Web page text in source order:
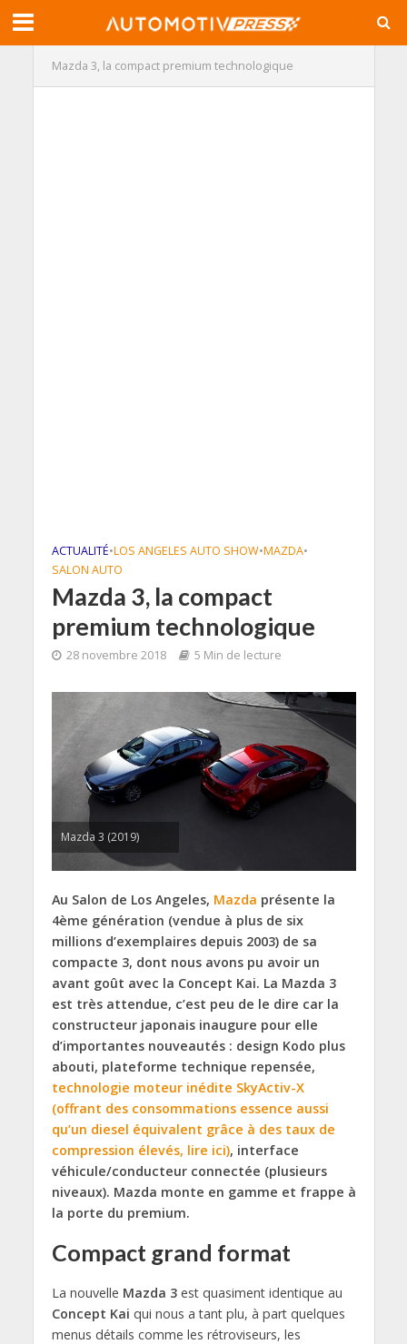
Mazda 3, la compact premium technologique
ACTUALITÉ•LOS ANGELES AUTO SHOW•MAZDA•
SALON AUTO
Mazda 3, la compact
premium technologique
28 novembre 2018 5 Min de lecture
Mazda 3 (2019)
Au Salon de Los Angeles, Mazda présente la
4ème génération (vendue à plus de six
millions d’exemplaires depuis 2003) de sa
compacte 3, dont nous avons pu avoir un
avant goût avec la Concept Kai. La Mazda 3
est très attendue, c’est peu de le dire car la
constructeur japonais inaugure pour elle
d’importantes nouveautés : design Kodo plus
abouti, plateforme technique repensée,
technologie moteur inédite SkyActiv-X
(offrant des consommations essence aussi
qu’un diesel équivalent grâce à des taux de
compression élevés, lire ici), interface
véhicule/conducteur connectée (plusieurs
niveaux). Mazda monte en gamme et frappe à
la porte du premium.
Compact grand format
La nouvelle Mazda 3est quasiment identique au
Concept Kai qui nous a tant plu, à part quelques
menus détails comme les rétroviseurs, les